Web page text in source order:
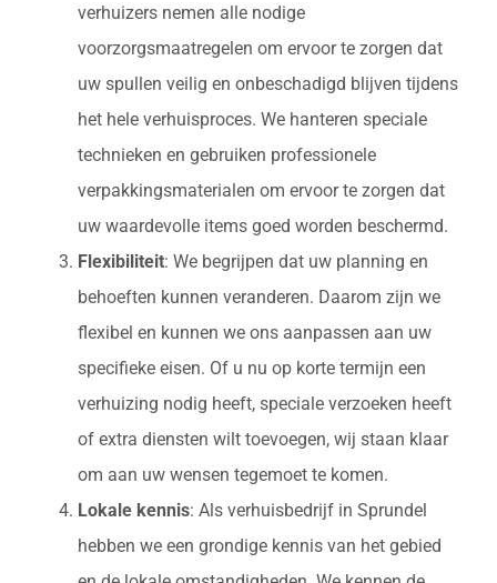
verhuizers nemen alle nodige
voorzorgsmaatregelen om ervoor te zorgen dat
uw spullen veilig en onbeschadigd blijven tijdens
het hele verhuisproces. We hanteren speciale
technieken en gebruiken professionele
verpakkingsmaterialen om ervoor te zorgen dat
uw waardevolle items goed worden beschermd.
Flexibiliteit: We begrijpen dat uw planning en
behoeften kunnen veranderen. Daarom zijn we
flexibel en kunnen we ons aanpassen aan uw
specifieke eisen. Of u nu op korte termijn een
verhuizing nodig heeft, speciale verzoeken heeft
of extra diensten wilt toevoegen, wij staan klaar
om aan uw wensen tegemoet te komen.
Lokale kennis: Als verhuisbedrijf in Sprundel
hebben we een grondige kennis van het gebied